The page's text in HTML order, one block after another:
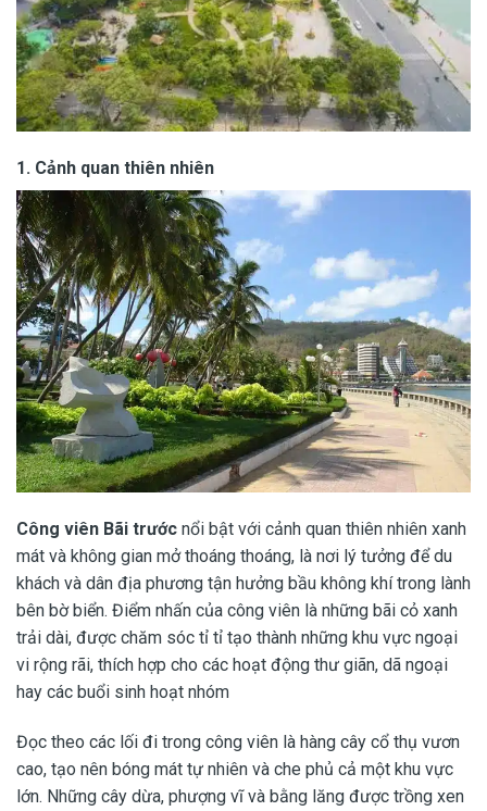
1. Cảnh quan thiên nhiên
Công viên Bãi trước nổi bật với cảnh quan thiên nhiên xanh
mát và không gian mở thoáng thoáng, là nơi lý tưởng để du
khách và dân địa phương tận hưởng bầu không khí trong lành
bên bờ biển. Điểm nhấn của công viên là những bãi cỏ xanh
trải dài, được chăm sóc tỉ tỉ tạo thành những khu vực ngoại
vi rộng rãi, thích hợp cho các hoạt động thư giãn, dã ngoại
hay các buổi sinh hoạt nhóm
Đọc theo các lối đi trong công viên là hàng cây cổ thụ vươn
cao, tạo nên bóng mát tự nhiên và che phủ cả một khu vực
lớn. Những cây dừa, phượng vĩ và bằng lăng được trồng xen